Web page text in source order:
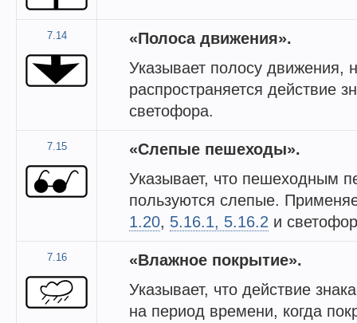
7.14
«Полоса движения».
Указывает полосу движения,
распространяется действие
светофора.
7.15
«Слепые пешеходы».
Указывает, что пешеходным
пользуются слепые.
1.20, 5.16.1, 5.16.2 и
7.16
«Влажное покрытие».
Указывает, что действие
на период времени, когда